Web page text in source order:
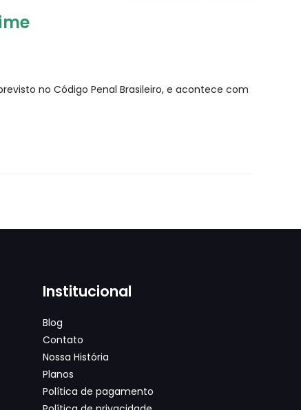
no Código Penal Brasileiro, e acontece com
Institucional
Blog
Contato
Nossa História
Planos
Política de pagamento